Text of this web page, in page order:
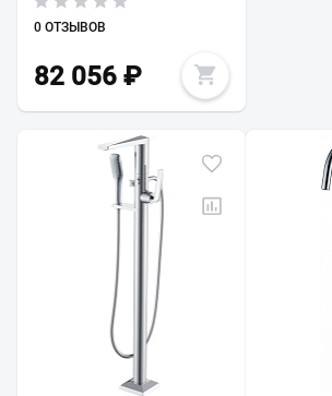
0 ОТЗЫВОВ
82 056 ₽